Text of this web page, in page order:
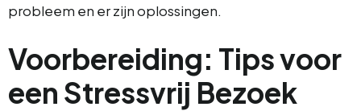
probleem en er zijn oplossingen.
Voorbereiding: Tips voor
een Stressvrij Bezoek